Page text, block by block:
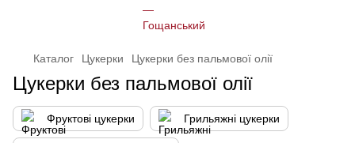
Каталог Цукерки Цукерки без пальмової олії
Цукерки без пальмової олії
Фруктові цукерки Грильяжні цукерки